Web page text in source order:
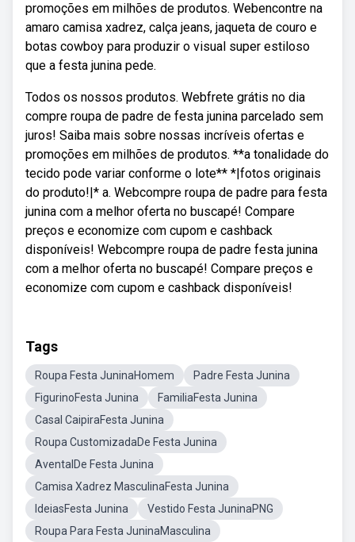
promoções em milhões de produtos. Webencontre na
amaro camisa xadrez, calça jeans, jaqueta de couro e
botas cowboy para produzir o visual super estiloso
que a festa junina pede.
Todos os nossos produtos. Webfrete grátis no dia
compre roupa de padre de festa junina parcelado sem
juros! Saiba mais sobre nossas incríveis ofertas e
promoções em milhões de produtos. **a tonalidade do
tecido pode variar conforme o lote** *|fotos originais
do produto!|* a. Webcompre roupa de padre para festa
junina com a melhor oferta no buscapé! Compare
preços e economize com cupom e cashback
disponíveis! Webcompre roupa de padre festa junina
com a melhor oferta no buscapé! Compare preços e
economize com cupom e cashback disponíveis!
Tags
Roupa Festa JuninaHomem
Padre Festa Junina
FigurinoFesta Junina
FamiliaFesta Junina
Casal CaipiraFesta Junina
Roupa CustomizadaDe Festa Junina
AventalDe Festa Junina
Camisa Xadrez MasculinaFesta Junina
IdeiasFesta Junina
Vestido Festa JuninaPNG
Roupa Para Festa JuninaMasculina